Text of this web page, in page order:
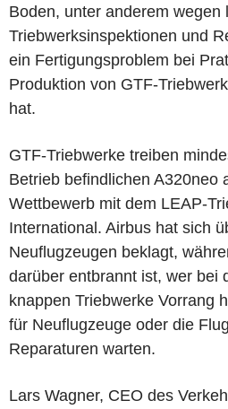
Boden, unter anderem wegen
Triebwerksinspektionen und
ein Fertigungsproblem bei
Produktion von GTF-
hat.
GTF-Triebwerke treiben
Betrieb befindlichen A320neo
Wettbewerb mit dem LEAP-
International. Airbus hat sich
Neuflugzeugen beklagt,
darüber entbrannt ist, wer bei
knappen Triebwerke Vorrang
für Neuflugzeuge oder die
Reparaturen warten.
Lars Wagner, CEO des